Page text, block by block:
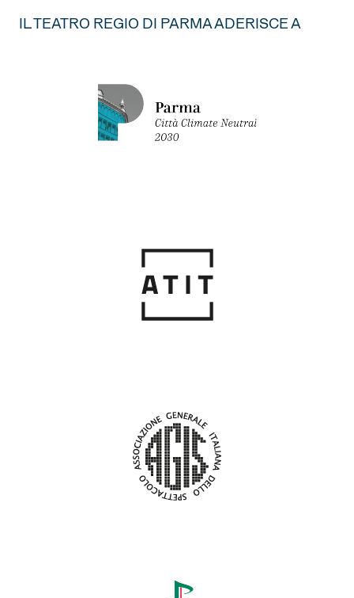
IL TEATRO REGIO DI PARMA ADERISCE A